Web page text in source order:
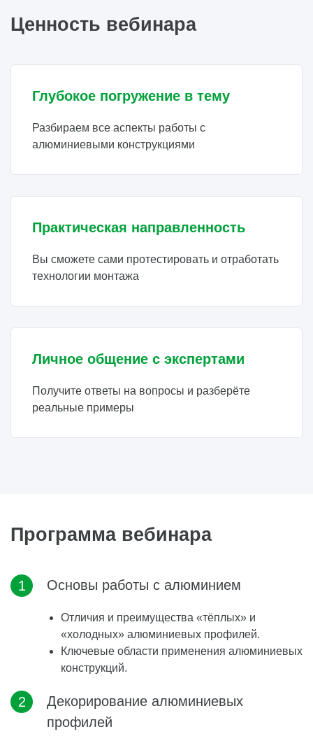
Ценность вебинара
Глубокое погружение в тему
Разбираем все аспекты работы с
алюминиевыми конструкциями
Практическая направленность
Вы сможете сами протестировать и отработать
технологии монтажа
Личное общение с экспертами
Получите ответы на вопросы и разберёте
реальные примеры
Программа вебинара
Основы работы с алюминием
Отличия и преимущества «тёплых» и
«холодных» алюминиевых профилей.
Ключевые области применения алюминиевых
конструкций.
Декорирование алюминиевых
профилей